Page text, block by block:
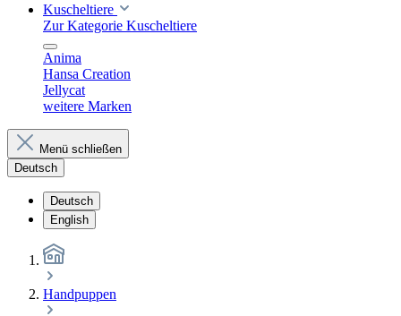
Kuscheltiere
Zur Kategorie Kuscheltiere
Anima
Hansa Creation
Jellycat
weitere Marken
Menü schließen
Deutsch
Deutsch
English
Handpuppen